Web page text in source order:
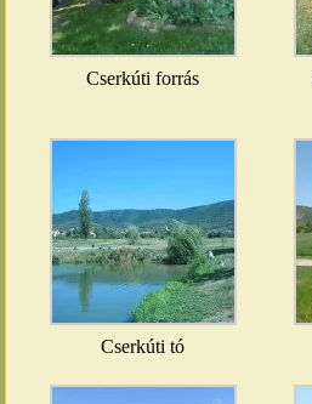
Cserkúti forrás
Cserkúti tó